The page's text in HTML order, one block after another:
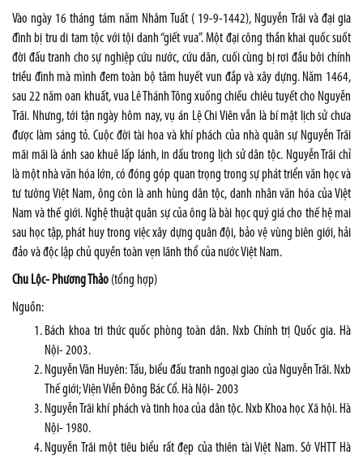
Vào ngày 16 tháng tám năm Nhâm Tuất ( 19-9-1442), Nguyễn Trãi và đại gia
đình bị tru di tam tộc với tội danh “giết vua”. Một đại công thần khai quốc suốt
đời đấu tranh cho sự nghiệp cứu nước, cứu dân, cuối cùng bị rơi đầu bởi chính
triều đình mà mình đem toàn bộ tâm huyết vun đắp và xây dựng. Năm 1464,
sau 22 năm oan khuất, vua Lê Thánh Tông xuống chiếu chiêu tuyết cho Nguyễn
Trãi. Nhưng, tới tận ngày hôm nay, vụ án Lệ Chi Viên vẫn là bí mật lịch sử chưa
được làm sáng tỏ. Cuộc đời tài hoa và khí phách của nhà quân sự Nguyễn Trãi
mãi mãi là ánh sao khuê lấp lánh, in dấu trong lịch sử dân tộc. Nguyễn Trãi chỉ
là một nhà văn hóa lớn, có đóng góp quan trọng trong sự phát triển văn học và
tư tưởng Việt Nam, ông còn là anh hùng dân tộc, danh nhân văn hóa của Việt
Nam và thế giới. Nghệ thuật quân sự của ông là bài học quý giá cho thế hệ mai
sau học tập, phát huy trong việc xây dựng quân đội, bảo vệ vùng biên giới, hải
đảo và độc lập chủ quyền toàn vẹn lãnh thổ của nước Việt Nam.
Chu Lộc- Phương Thảo (tổng hợp)
Nguồn:
Bách khoa tri thức quốc phòng toàn dân. Nxb Chính trị Quốc gia. Hà
Nội- 2003.
Nguyễn Văn Huyên: Tấu, biểu đấu tranh ngoại giao của Nguyễn Trãi. Nxb
Thế giới; Viện Viễn Đông Bác Cổ. Hà Nội- 2003
Nguyễn Trãi khí phách và tinh hoa của dân tộc. Nxb Khoa học Xã hội. Hà
Nội- 1980.
Nguyễn Trãi một tiêu biểu rất đẹp của thiên tài Việt Nam. Sở VHTT Hà